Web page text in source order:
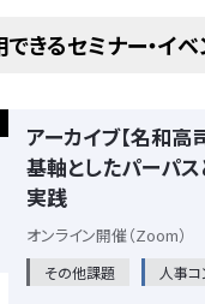
きるセミナー・イベ
アーカイブ【名和高
基軸としたパーパス
実践
オンライン開催（Zoom）
その他課題 人事コ